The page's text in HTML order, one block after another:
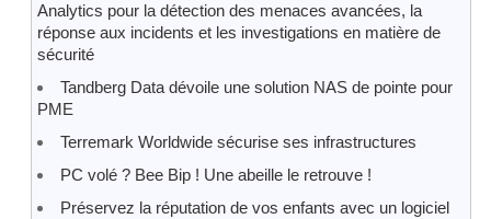
Analytics pour la détection des menaces avancées, la
réponse aux incidents et les investigations en matière de
sécurité
Tandberg Data dévoile une solution NAS de pointe pour
PME
Terremark Worldwide sécurise ses infrastructures
PC volé ? Bee Bip ! Une abeille le retrouve !
Préservez la réputation de vos enfants avec un logiciel